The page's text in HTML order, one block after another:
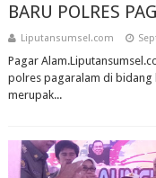
BARU POLRES
Liputansumsel.com
Pagar
polres pagaralam di bidang
merupak...